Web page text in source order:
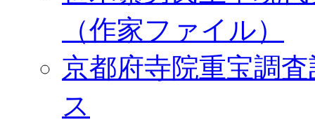
（作家ファイル）
京都府寺院重宝調
ス